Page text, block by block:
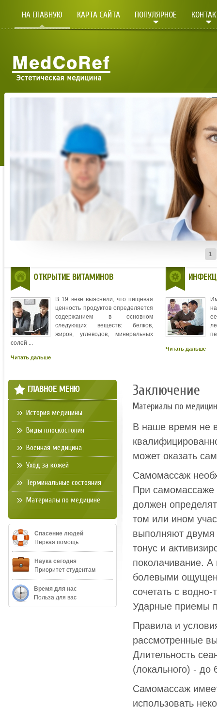
НА ГЛАВНУЮ КАРТА САЙТА ПОПУЛЯРНОЕ
1
ОТКРЫТИЕ ВИТАМИНОВ
В 19 веке выяснели, что пищевая
ценность продуктов определяется
содержанием в основном
следующих веществ: белков,
жиров, углеводов, минеральных
солей ...
Читать дальше
Читать дальше
Заключение
Материалы по
В наше время не
может оказать
Самомассаж
При самомассаже
должен
том или ином
выполняют
тонус и
поколачивание. А
болевыми
сочетать с
Ударные приемы
Правила и
рассмотренные
Длительность
(локального) - до
Самомассаж
использовать
ГЛАВНОЕ МЕНЮ
История медицины
Виды плоскостопия
Военная медицина
Уход за кожей
Терминальные состояния
Материалы по медицине
Спасение людей
Первая помощь
Наука сегодня
Приоритет студентам
Время для нас
Польза для вас